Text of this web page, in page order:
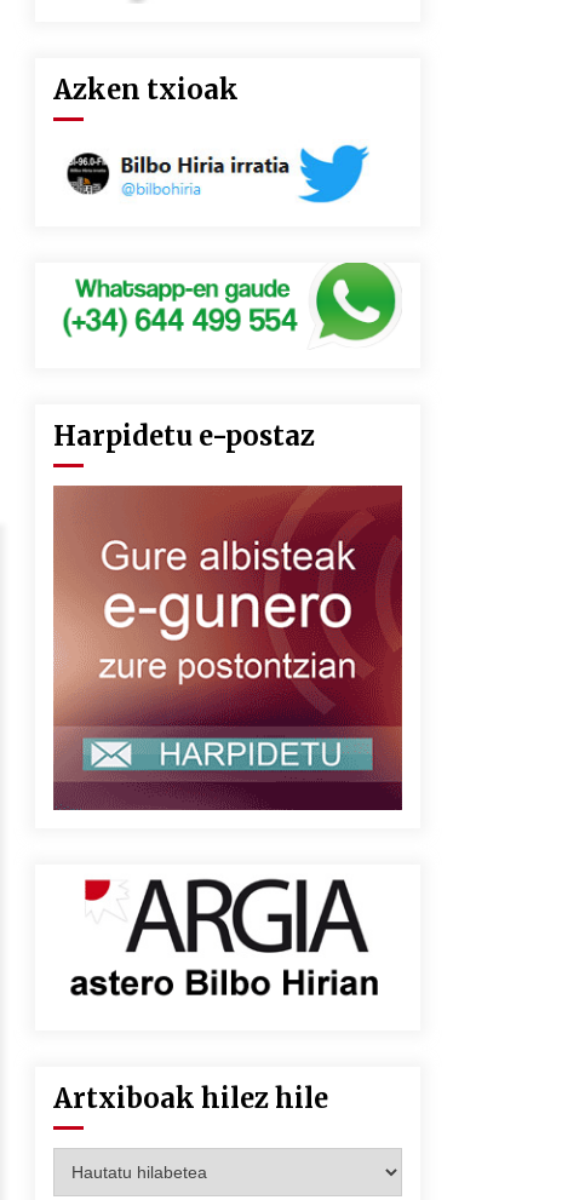
Azken txioak
Harpidetu e-postaz
Artxiboak hilez hile
hilez